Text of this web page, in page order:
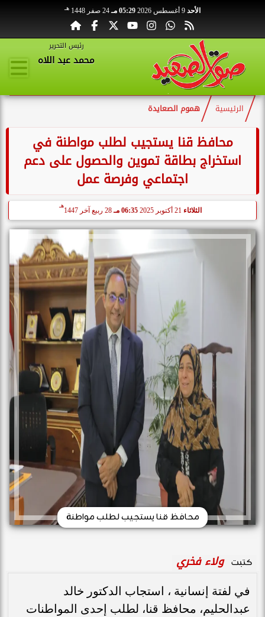
الأحد 05:29 مـ 24 صفر 1448 هـ
رئيس التحرير
محمد عبد اللاه
الرئيسية هموم الصعايدة
محافظ قنا يستجيب لطلب مواطنة في
استخراج بطاقة تموين والحصول على دعم
اجتماعي وفرصة عمل
الثلاثاء 06:35 مـ 28 ربيع آخر 1447
هـ
محافظ قنا يستجيب لطلب مواطنة
كتبت ولاء فخري
في لفتة إنسانية ، استجاب الدكتور خالد
عبدالحليم، محافظ قنا، لطلب إحدى المواطنات